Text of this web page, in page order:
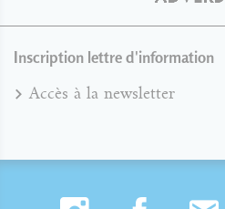
Inscription lettre d'information
Accès à la newsletter